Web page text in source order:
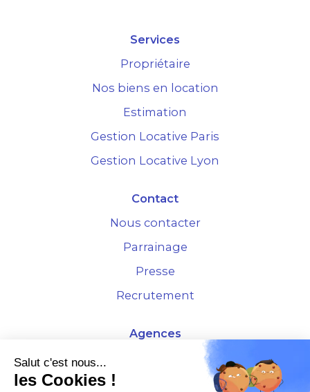
Services
Propriétaire
Nos biens en location
Estimation
Gestion Locative Paris
Gestion Locative Lyon
Contact
Nous contacter
Parrainage
Presse
Recrutement
Agences
4 Rue de la Bourse - 69001 Lyon
10 rue d'Austerlitz - 75012 Paris
Salut c'est nous...
les Cookies !